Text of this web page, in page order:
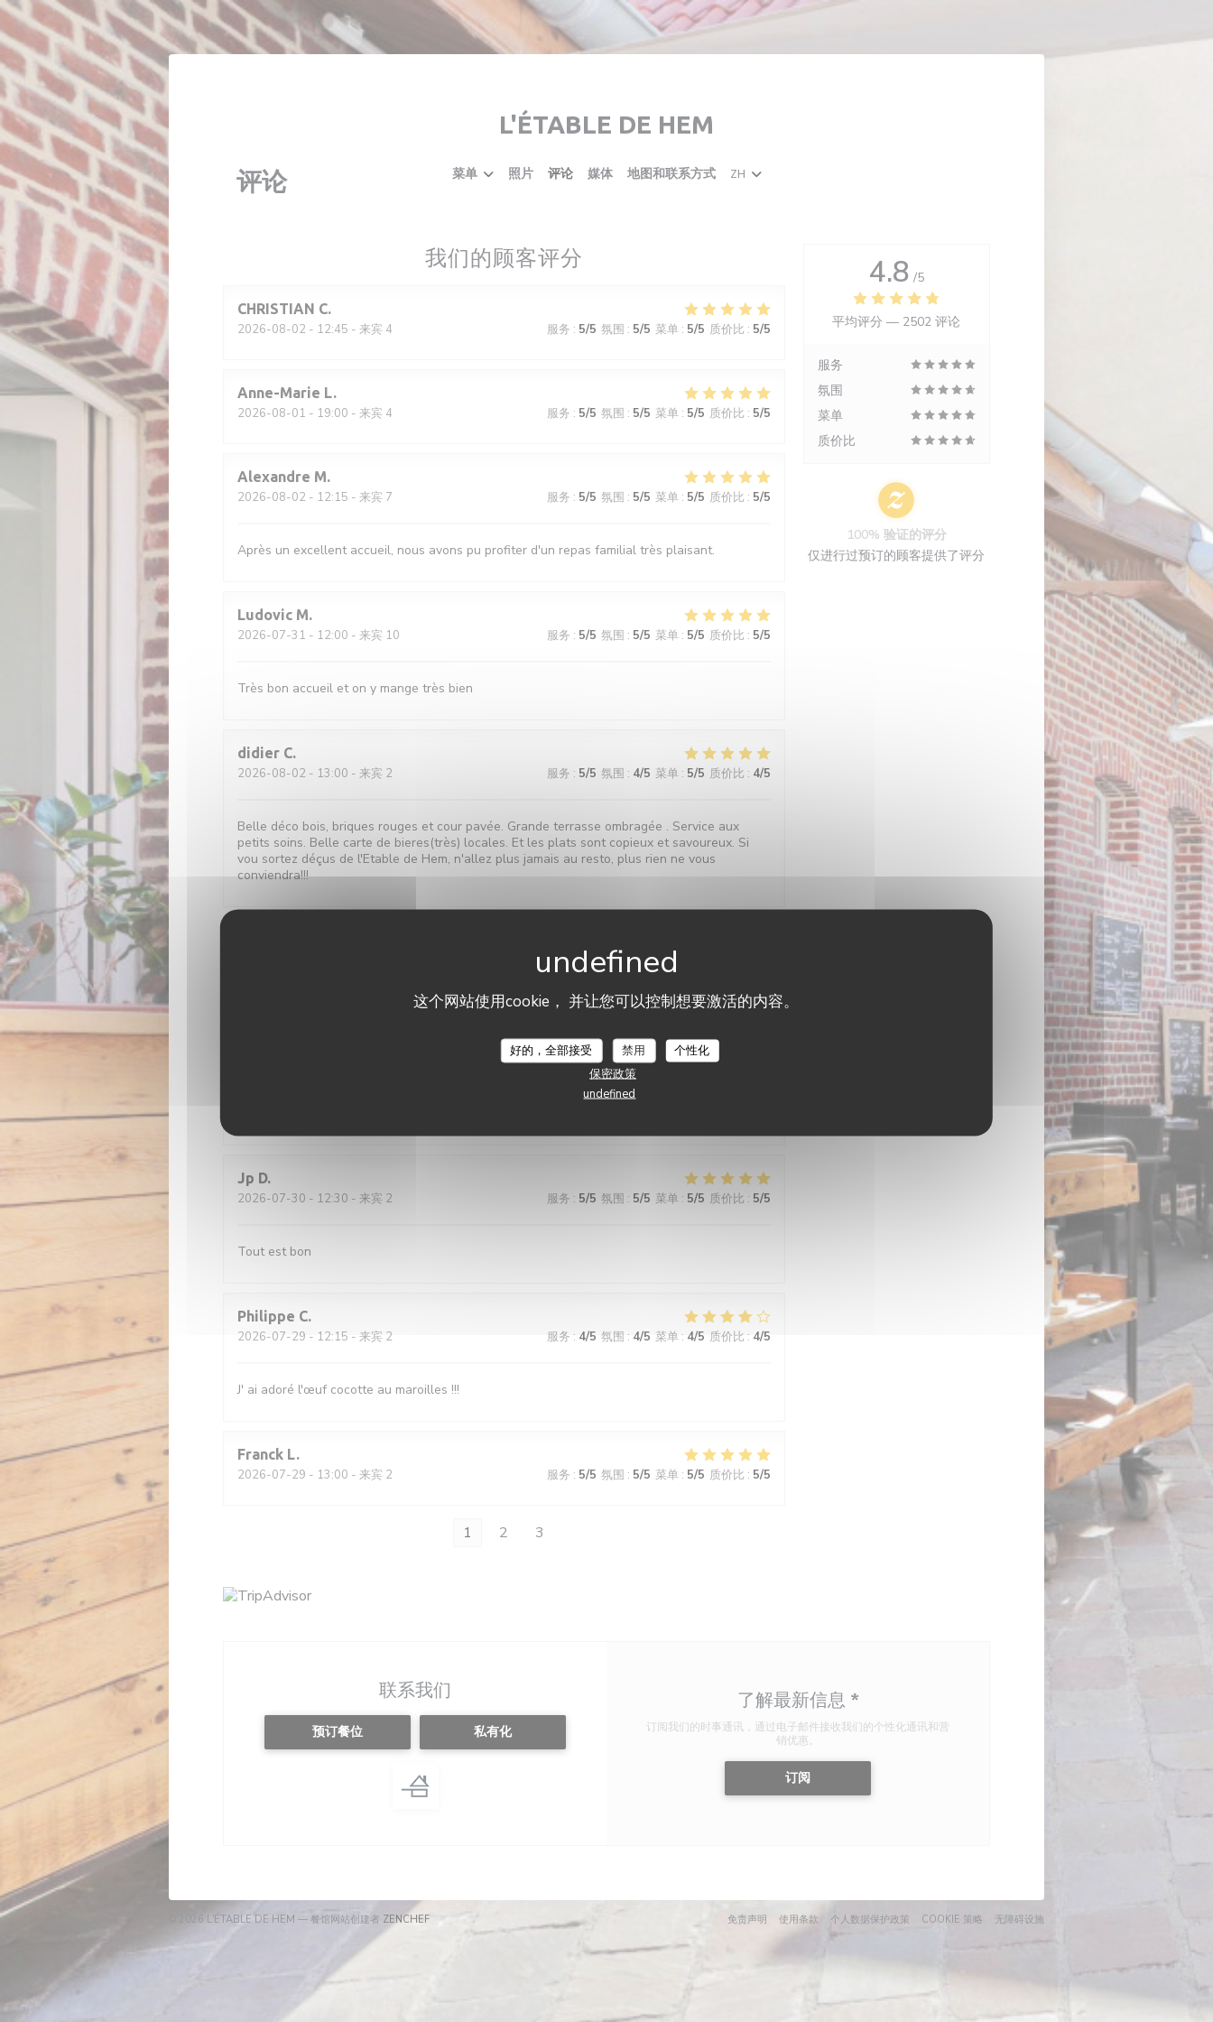
Cookie管理面板
这个网站使用cookie， 并让您可以控制想要激活的内容。
好的，全部接受 禁用
个性化
保密政策
undefined
L'ÉTABLE DE HEM
菜单 照片 评论 媒体 地图和联系方式 ZH
评论
我们的顾客评分
CHRISTIAN C
2026-08-02 - 12:45 - 来宾 4 服务 : 5/5 氛围 : 5/5 菜单: 5/5 质价比 : 5/5
Anne-Marie L
2026-08-01 - 19:00 - 来宾 4 服务 : 5/5 氛围 : 5/5 菜单: 5/5 质价比 : 5/5
Alexandre M
2026-08-02 - 12:15 - 来宾 7 服务 : 5/5 氛围 : 5/5 菜单: 5/5 质价比 : 5/5
Après un excellent accueil, nous avons pu profiter d'un repas familial très plaisant.
Ludovic M
2026-07-31 - 12:00 - 来宾 10 服务 : 5/5 氛围 : 5/5 菜单: 5/5 质价比 : 5/5
Très bon accueil et on y mange très bien
didier C
2026-08-02 - 13:00 - 来宾 2 服务 : 5/5 氛围 : 4/5 菜单: 5/5 质价比 : 4/5
Belle déco bois, briques rouges et cour pavée. Grande terrasse ombragée . Service aux
petits soins. Belle carte de bieres(très) locales. Et les plats sont copieux et savoureux. Si
vou sortez déçus de l'Etable de Hem, n'allez plus jamais au resto, plus rien ne vous
conviendra!!!
服务 :5 /5 氛围 :5/5 菜单
Très bon moment, avec un accueil irréprochable et bienveillant Croquettes de crevettes
Jp D
2026-07-30 - 12:30 - 来宾 2 服务 : 5/5 氛围 : 5/5 菜单 : 5/5 质价比 : 5/5
Tout est bon
Philippe C
2026-07-29 - 12:15 - 来宾 2 服务 : 4/5 氛围 : 4/5 菜单: 4/5 质价比 : 4/5
J' ai adoré l'œuf cocotte au maroilles !!!
Franck L
2026-07-29 - 13:00 - 来宾 2 服务 : 5/5 氛围 : 5/5 菜单: 5/5 质价比 : 5/5
1 2 3
4.8 /5
平均评分 — 2502 评论
服务
氛围
菜单
质价比
100% 验证的评分
仅进行过预订的顾客提供了评分
联系我们
预订餐位 私有化
了解最新信息 *
订阅我们的时事通讯，通过电子邮件接收我们的个性化通讯和营
销优惠。
订阅
© 2026 L'ÉTABLE DE HEM — 餐馆网站创建者 ZENCHEF((在新窗口中打开)) 免责声明 ((在新窗口中打开))
使用条款 ((在新窗口中打开))
个人数据保护政策 ((在新窗口中打开))
COOKIE 策略 ((在新窗口中打开))
无障碍设施((在新窗口中打开))